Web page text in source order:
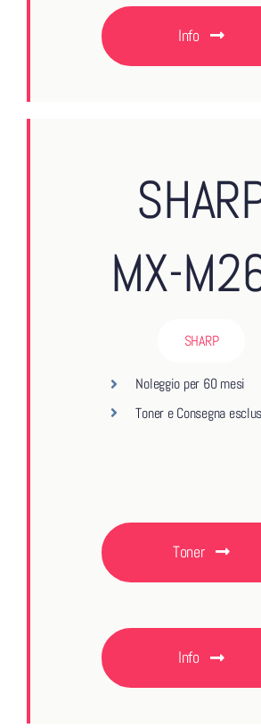
Info
MX-
SHARP
Noleggio per 60 mesi
Toner e Consegna
Toner
Info